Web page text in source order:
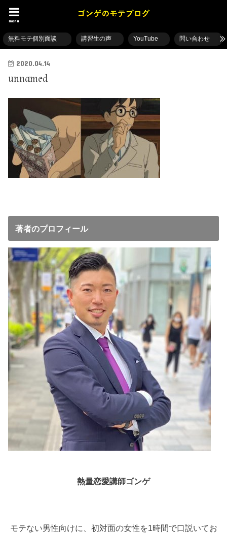
menu
無料モテ個別面談 講習生の声 YouTube 問い合わせ
2020.04.14
unnamed
著者のプロフィール
熱量恋愛講師ゴンゲ
モテない男性向けに、初対面の女性を1時間で口説いてお